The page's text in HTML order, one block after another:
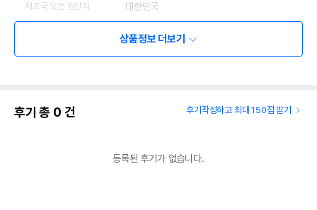
제조국 또는 원산지 대한민국
도치퀸
유통기한을 따릅니다.
상품정보 더보기
후기 총 0 건 후기작성하고 최대 150점 받기
등록된 후기가 없습니다.